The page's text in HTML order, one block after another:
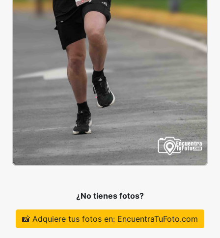
¿No tienes fotos?
📸 Adquiere tus fotos en: EncuentraTuFoto.com